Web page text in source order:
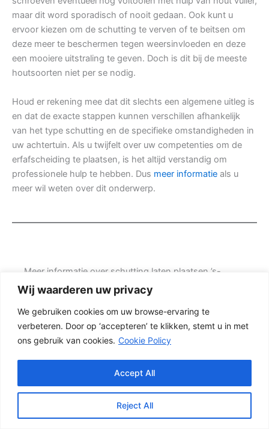
Wij waarderen uw privacy
We gebruiken cookies om uw browse-ervaring te
verbeteren. Door op ‘accepteren’ te klikken, stemt u in met
ons gebruik van cookies. Cookie Policy
Reject All
Accept All
maar dit word sporadisch of nooit gedaan. Ook kunt u
ervoor kiezen om de schutting te verven of te beitsen om
deze meer te beschermen tegen weersinvloeden en deze
een mooiere uitstraling te geven. Doch is dit bij de meeste
houtsoorten niet per se nodig.
Houd er rekening mee dat dit slechts een algemene uitleg is
en dat de exacte stappen kunnen verschillen afhankelijk
van het type schutting en de specifieke omstandigheden in
uw achtertuin. Als u twijfelt over uw competenties om de
erfafscheiding te plaatsen, is het altijd verstandig om
professionele hulp te hebben. Dus meer informatie als u
meer wil weten over dit onderwerp.
Meer informatie over schutting laten plaatsen ’s-
Hertogenbosch
plaatsen ’s-Hertogenbosch? Dan is het verstandig om
niet alleen naar de prijs te kijken, maar ook naar de
kwaliteit van de materialen, de manier van plaatsen en
de levensduur van de complete schutting. Prins
Schuttingen helpt klanten met nieuwbouwwoningen
en denkt mee over een mooie oplossing.
De juiste erfafscheiding begint met een goed plan.